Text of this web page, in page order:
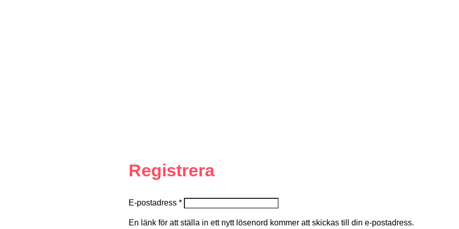
Registrera
E-postadress *
En länk för att ställa in ett nytt lösenord kommer att skickas till din e-postadress.